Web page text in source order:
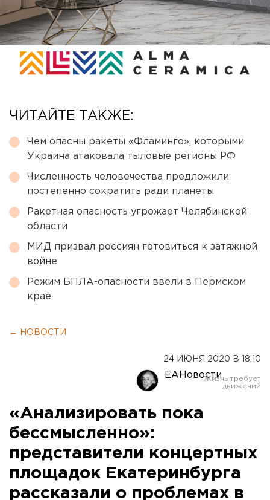
ЧИТАЙТЕ ТАКЖЕ:
Чем опасны ракеты «Фламинго», которыми
Украина атаковала тыловые регионы РФ
Численность человечества предложили
постепенно сократить ради планеты
Ракетная опасность угрожает Челябинской
области
МИД призвал россиян готовиться к затяжной
войне
Режим БПЛА-опасности ввели в Пермском
крае
← НОВОСТИ
24 ИЮНЯ 2020 В 18:10
ЕАНовости
«Анализировать пока
бессмысленно»:
представители концертных
площадок Екатеринбурга
рассказали о проблемах в